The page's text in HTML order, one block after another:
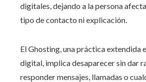
digitales, dejando a la persona
tipo de contacto ni explicación.
El Ghosting, una práctica extendida
digital, implica desaparecer sin dar
responder mensajes, llamadas o